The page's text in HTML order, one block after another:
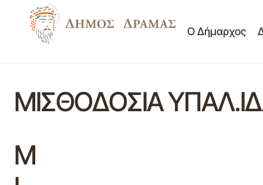
Ο Δήμαρχος
ΜΙΣΘΟΔΟΣΙΑ
Μ